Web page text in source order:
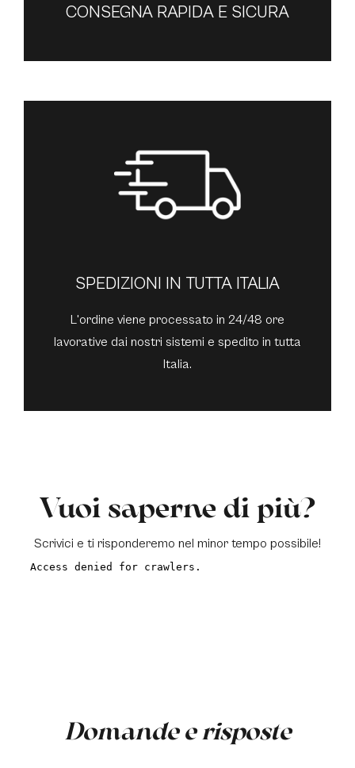
CONSEGNA RAPIDA E SICURA
SPEDIZIONI IN TUTTA ITALIA
L'ordine viene processato in 24/48 ore
lavorative dai nostri sistemi e spedito in tutta
Italia.
Vuoi saperne di più?
Scrivici e ti risponderemo nel minor tempo possibile!
Domande e risposte